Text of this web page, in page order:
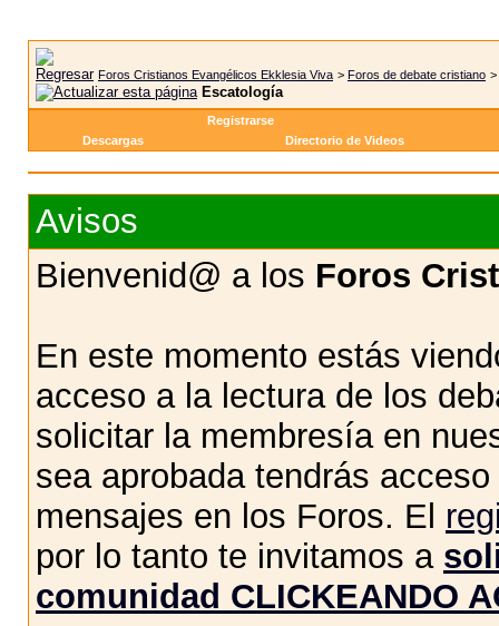
Foros Cristianos Evangélicos Ekklesia Viva > Foros de debate cristiano >
Escatología
Registrarse
Descargas
Directorio de Videos
Avisos
Bienvenid@ a los Foros
En este momento estás
acceso a la lectura de los
solicitar la membresía en
sea aprobada tendrás
mensajes en los Foros. El
por lo tanto te invitamos a
comunidad CLICKEANDO